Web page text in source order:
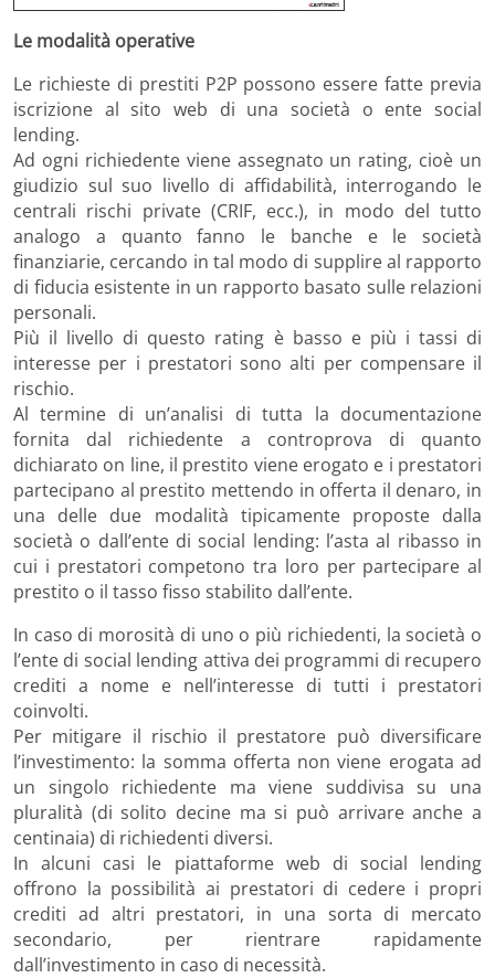
Le modalità operative
Le richieste di prestiti P2P possono essere fatte previa
iscrizione al sito web di una società o ente social
lending.
Ad ogni richiedente viene assegnato un rating, cioè un
giudizio sul suo livello di affidabilità, interrogando le
centrali rischi private (CRIF, ecc.), in modo del tutto
analogo a quanto fanno le banche e le società
finanziarie, cercando in tal modo di supplire al rapporto
di fiducia esistente in un rapporto basato sulle relazioni
personali.
Più il livello di questo rating è basso e più i tassi di
interesse per i prestatori sono alti per compensare il
rischio.
Al termine di un’analisi di tutta la documentazione
fornita dal richiedente a controprova di quanto
dichiarato on line, il prestito viene erogato e i prestatori
partecipano al prestito mettendo in offerta il denaro, in
una delle due modalità tipicamente proposte dalla
società o dall’ente di social lending: l’asta al ribasso in
cui i prestatori competono tra loro per partecipare al
prestito o il tasso fisso stabilito dall’ente.
In caso di morosità di uno o più richiedenti, la società o
l’ente di social lending attiva dei programmi di recupero
crediti a nome e nell’interesse di tutti i prestatori
coinvolti.
Per mitigare il rischio il prestatore può diversificare
l’investimento: la somma offerta non viene erogata ad
un singolo richiedente ma viene suddivisa su una
pluralità (di solito decine ma si può arrivare anche a
centinaia) di richiedenti diversi.
In alcuni casi le piattaforme web di social lending
offrono la possibilità ai prestatori di cedere i propri
crediti ad altri prestatori, in una sorta di mercato
secondario, per rientrare rapidamente
dall’investimento in caso di necessità.